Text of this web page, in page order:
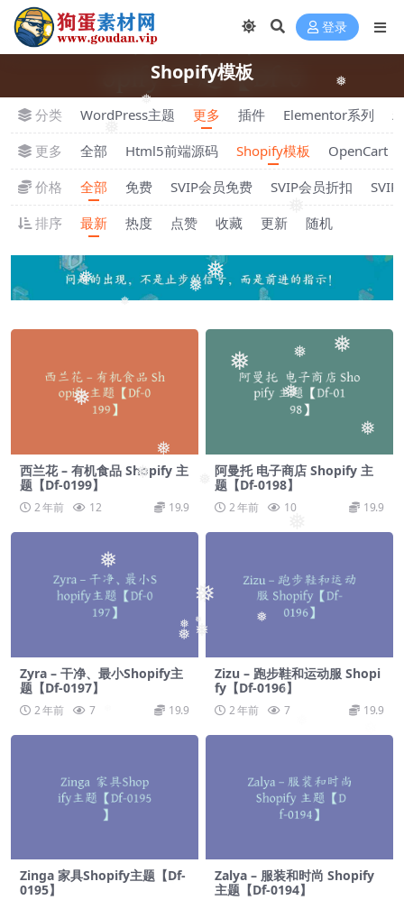
❅
❅
❅
❅
❅
❅
❅
❅
❅
❅
❅
❅ ❅
❅
❅
❅
❅
❅
❅
❅
❅
❅
❅
❅
登录
Shopify模板
分类 WordPress主题 更多 插件 Elementor系列
更多
全部 Html5前端源码 Shopify模板
OpenCart
价格
全部 免费 SVIP会员免费 SVIP会员折扣
SVIP
排序
最新 热度 点赞 收藏 更新 随机
西兰花 – 有机食品 Shopify 主
题【Df-0199】
2 年前 12 19.9
阿曼托 电子商店 Shopify 主
题【Df-0198】
2 年前 10 19.9
Zyra – 干净、最小Shopify主
题【Df-0197】
2 年前 7 19.9
Zizu – 跑步鞋和运动服 Shopi
fy【Df-0196】
2 年前 7 19.9
Zinga 家具Shopify主题【Df-
0195】
Zalya – 服装和时尚 Shopify
主题【Df-0194】